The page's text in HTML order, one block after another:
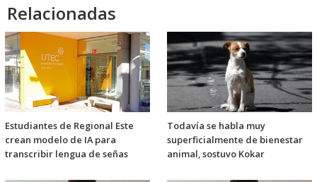
Relacionadas
Estudiantes de Regional Este
crean modelo de IA para
transcribir lengua de señas
Todavía se habla muy
superficialmente de bienestar
animal, sostuvo Kokar